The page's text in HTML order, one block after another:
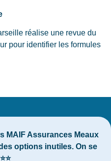
réalise une revue du
pour identifier les formules
MAIF Assurances Meaux
options inutiles. On se